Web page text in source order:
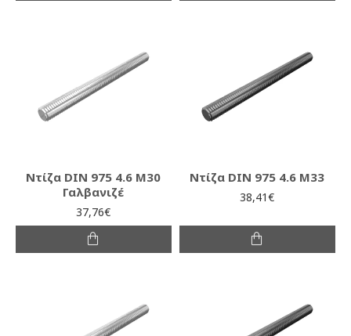
Ντίζα DIN 975 4.6 M30
Γαλβανιζέ
37,76€
Ντίζα DIN 975 4.6 M33
38,41€